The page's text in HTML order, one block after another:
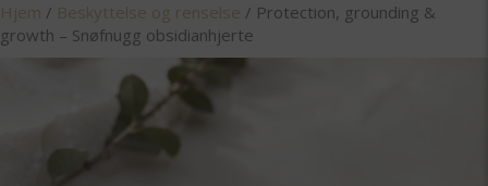
Hjem / Beskyttelse og renselse / Protection, grounding &
growth – Snøfnugg obsidianhjerte